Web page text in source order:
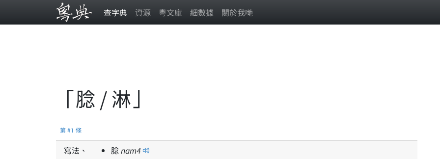
查字典 資源 粵文庫 細數據 關於我哋
「腍 / 淋」
第 #1 條
寫法、
腍nam4